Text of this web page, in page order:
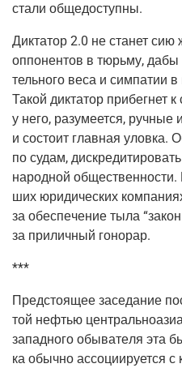
ста­ли общедоступны.
Дик­та­тор 2.0 не ста­нет сию
оппо­нен­тов в тюрь­му,
тель­но­го веса и сим­па­тии
Такой дик­та­тор при­бег­нет
у него, разу­ме­ет­ся,
и состо­ит глав­ная улов­ка.
по судам,
на­род­ной обще­ствен­но­сти.
ших юри­ди­че­ских
за обес­пе­че­ние тыла
за при­лич­ный гонорар.
***
Пред­сто­я­щее засе­да­ние
той нефтью
запад­но­го обы­ва­те­ля эта
ка обыч­но ассо­ци­и­ру­ет­ся с